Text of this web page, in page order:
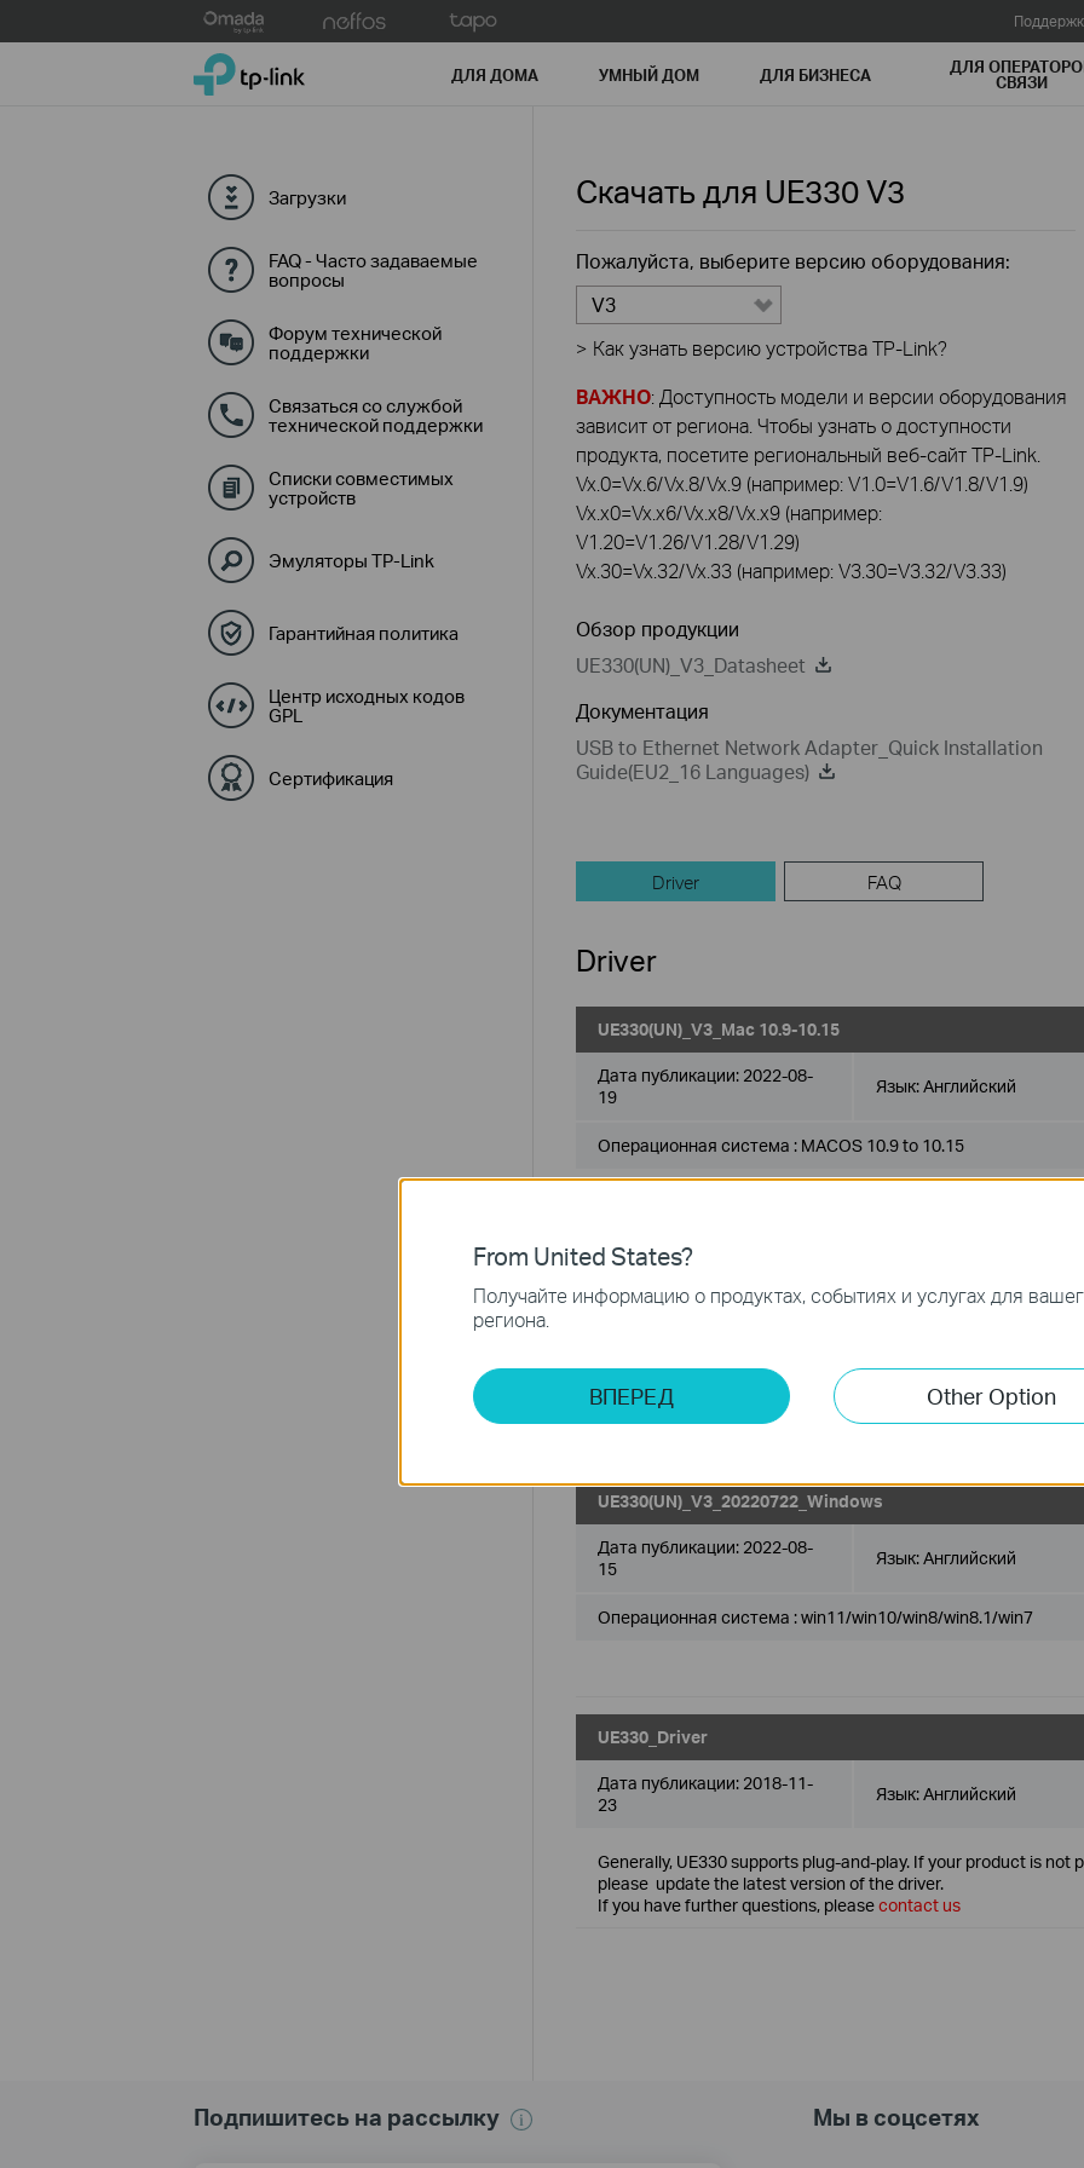
to
TP-Link, Reliably Smart ДЛЯ ДОМА УМНЫЙ ДОМ ДЛЯ БИЗНЕСА ДЛЯ
СВЯЗИ
Загрузки
FAQ - Часто задаваемые
вопросы
Форум технической
поддержки
Связаться со службой
технической поддержки
Списки совместимых
устройств
Эмуляторы TP-Link
Гарантийная политика
Центр исходных кодов
GPL
Сертификация
Скачать для UE330V3
Пожалуйста, выберите версию оборудования:
V3
> Как узнать версию устройства TP-Link?
ВАЖНО: Доступность модели и версии оборудования
зависит от региона. Чтобы узнать о доступности
продукта, посетите региональный веб-сайт TP-Link.
Vx.0=Vx.6/Vx.8/Vx.9 (например: V1.0=V1.6/V1.8/V1.9)
Vx.x0=Vx.x6/Vx.x8/Vx.x9 (например:
V1.20=V1.26/V1.28/V1.29)
Vx.30=Vx.32/Vx.33 (например: V3.30=V3.32/V3.33)
Обзор продукции
UE330(UN)_V3_Datasheet
Документация
USB to Ethernet Network Adapter_Quick Installation
Guide(EU2_16 Languages)
Driver FAQ
Driver
UE330(UN)_V3_Mac 10.9-10.15
Дата публикации: 2022-08-
19
Язык:Английский
Операционная система : MACOS 10.9 to 10.15
UE330(UN)_V3_Mac10.8
Дата публикации: 2022-08-
Операционная система : Mac OS 10.8
UE330(UN)_V3_20220722_Windows
Дата публикации: 2022-08-
15
Язык:Английский
Операционная система : win11/win10/win8/win8.1/win7
UE330_Driver
Дата публикации: 2018-11-
23
Язык:Английский
Generally, UE330 supports plug-and-play. If your product is not
please update the latest version of the driver.
If you have further questions, pleasecontact us
Подпишитесь на рассылку Мы в соцсетях
From United States?
Получайте информацию о продуктах, событиях и услугах для
региона.
ВПЕРЕД Other Option